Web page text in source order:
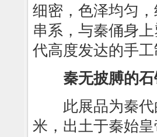
细密，色泽均匀
串系，与秦俑身
代高度发达的手
秦无披膊的
此展品为秦代
米，出土于秦始